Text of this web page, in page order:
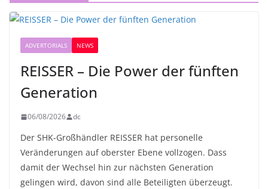
ADVERTORIALS NEWS
REISSER – Die Power der fünften
Generation
06/08/2026 dc
Der SHK-Großhändler REISSER hat personelle
Veränderungen auf oberster Ebene vollzogen. Dass
damit der Wechsel hin zur nächsten Generation
gelingen wird, davon sind alle Beteiligten überzeugt.